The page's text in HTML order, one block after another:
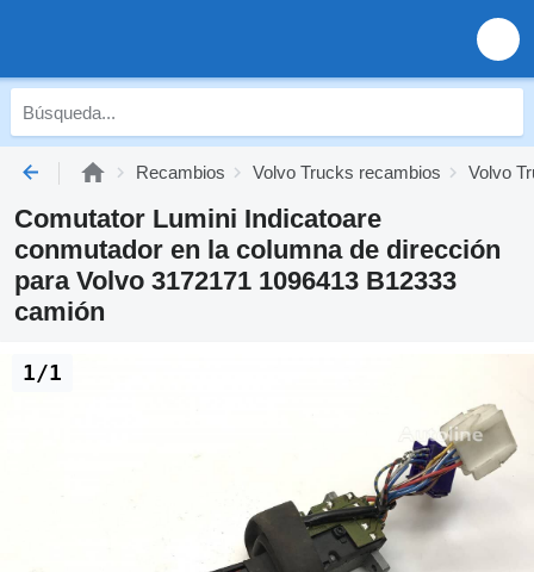
Recambios Volvo Trucks recambios Volvo
Comutator Lumini Indicatoare
conmutador en la columna de dirección
para Volvo 3172171 1096413 B12333
camión
1/1